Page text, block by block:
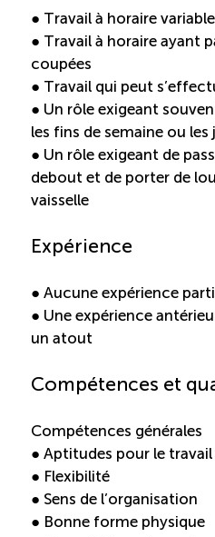
Boomerang
Saisonnalité
Chantier sur la
Bassins de main-d’oeuvre
Catalogue de
TOURISME
Facebook
LinkedIn
Vimeo
● Travail à horaire variable
● Travail à horaire ayant
coupées
● Travail qui peut
● Un rôle exigeant
les fins de semaine ou les
● Un rôle exigeant de
debout et de porter de
vaisselle
Expérience
● Aucune expérience
● Une expérience
un atout
Compétences et
Compétences générales
● Aptitudes pour le travail
● Flexibilité
● Sens de l’organisation
● Bonne forme physique